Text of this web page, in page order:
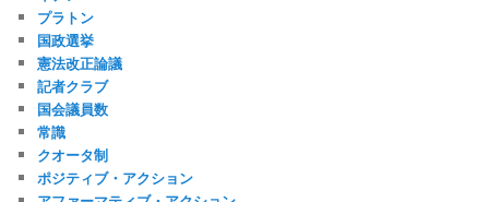
プラトン
国政選挙
憲法改正論議
記者クラブ
国会議員数
常識
クオータ制
ポジティブ・アクション